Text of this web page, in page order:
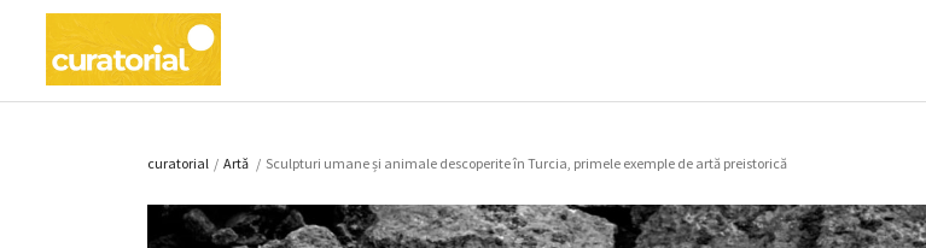
curatorial / Artǎ / Sculpturi umane și animale descoperite în Turcia, primele exemple de artă preistorică